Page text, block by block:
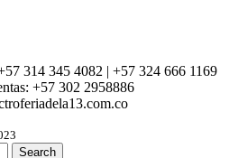
314 345 4082 | +57 324 666 1169
+57 302 2958886
Search